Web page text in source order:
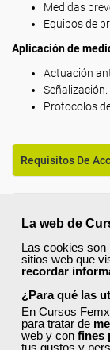
La web de
Las cookies son
sitios web que
recordar
¿Para qué las
En Cursos
para tratar de
web y con fines
tus gustos y
Medidas
Equipos de
Aplicación de
Actuación
Señalización.
Protocolos
Requisitos De
Formación 100%